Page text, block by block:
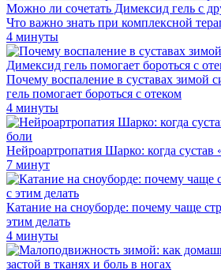
Можно ли сочетать Димексид гель с
Что важно знать при комплексной
4 минуты
Почему воспаление в суставах зимой
гель помогает бороться с отеком
4 минуты
Нейроартропатия Шарко: когда сустав
7 минут
Катание на сноуборде: почему чаще
этим делать
4 минуты